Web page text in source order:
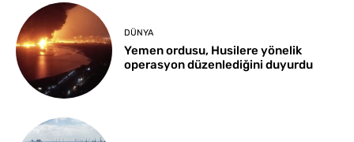
DÜNYA
Yemen ordusu, Husilere yönelik
operasyon düzenlediğini duyurdu